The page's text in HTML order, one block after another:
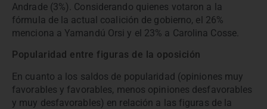
Andrade (3%). Considerando quienes votaron a la
fórmula de la actual coalición de gobierno, el 26%
menciona a Yamandú Orsi y el 23% a Carolina Cosse.
Popularidad entre figuras de la oposición
En cuanto a los saldos de popularidad (opiniones muy
favorables y favorables, menos opiniones desfavorables
y muy desfavorables) en relación a las figuras de la